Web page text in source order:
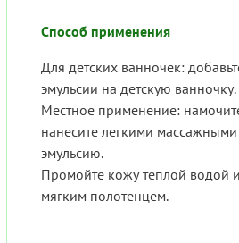
Способ применения
Для детских ванночек:
эмульсии на детскую ванночку.
Местное применение:
нанесите легкими
эмульсию.
Промойте кожу теплой водой
мягким полотенцем.